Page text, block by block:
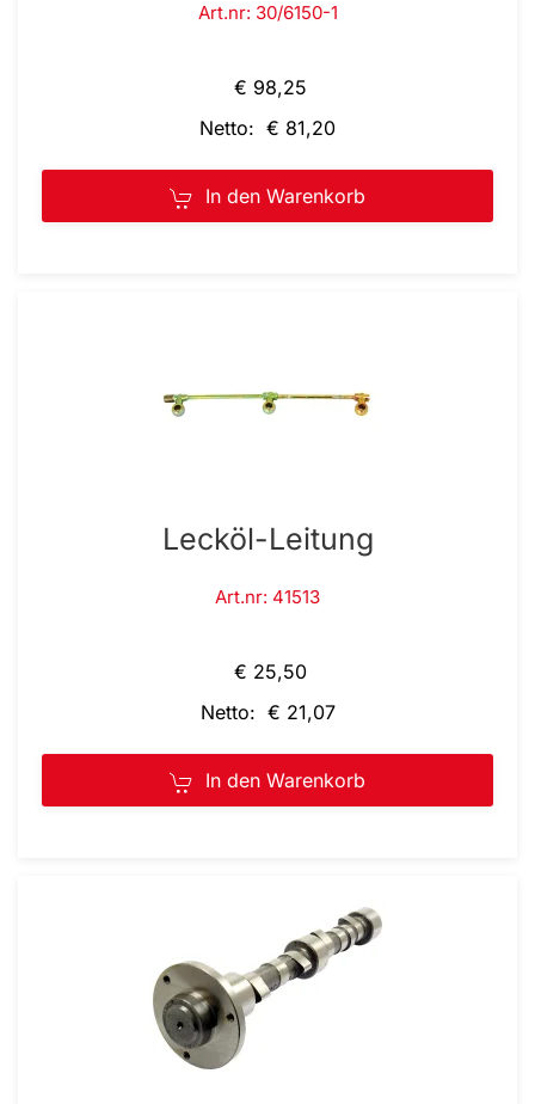
Art.nr: 30/6150-1
€ 98,25
Netto: € 81,20
In den Warenkorb
Lecköl-Leitung
Art.nr: 41513
€ 25,50
Netto: € 21,07
In den Warenkorb